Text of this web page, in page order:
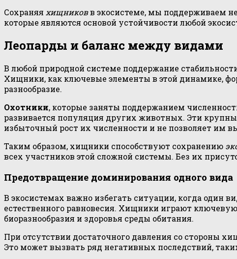
Сохраняя хищниковв экосистеме, мы поддерживаем
которые являются основой устойчивости любой
Леопарды и баланс между видами
В любой природной системе поддержание
Хищники, как ключевые элементы в этой динамике,
разнообразие.
Охотники, которые заняты поддержанием
развивается популяция других животных. Эти
избыточный рост их численности и не позволяет им
Таким образом, хищники способствуют сохранению
всех участников этой сложной системы. Без их
Предотвращение доминирования одного вида
В экосистемах важно избегать ситуации, когда
естественного равновесия. Хищники играют
биоразнообразия и здоровья среды обитания.
При отсутствии достаточного давления со стороны
Это может вызвать ряд негативных последствий,